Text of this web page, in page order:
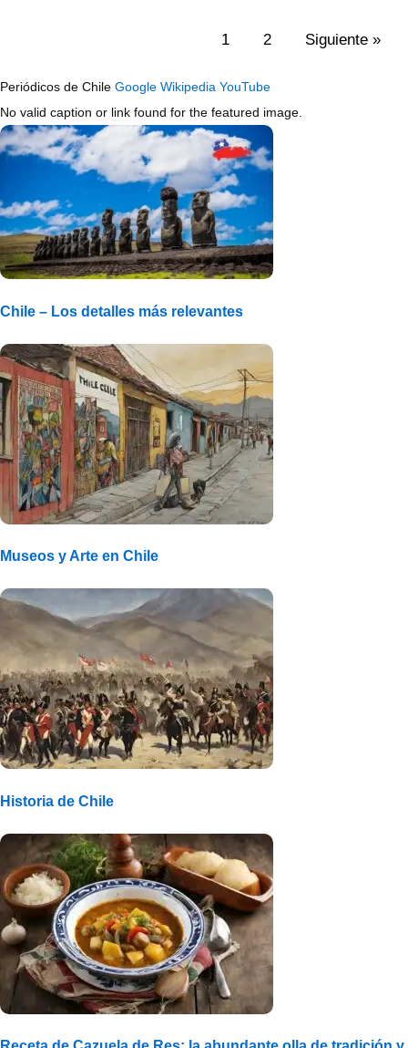
1 2 Siguiente »
Periódicos de Chile Google Wikipedia YouTube
No valid caption or link found for the featured image.
Chile – Los detalles más relevantes
Museos y Arte en Chile
Historia de Chile